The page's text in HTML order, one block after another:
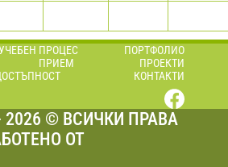
ПРОЦЕС
ПОРТФОЛИО
ПРИЕМ
ПРОЕКТИ
КОНТАКТИ
- 2026 © ВСИЧКИ ПРАВА
ОТ